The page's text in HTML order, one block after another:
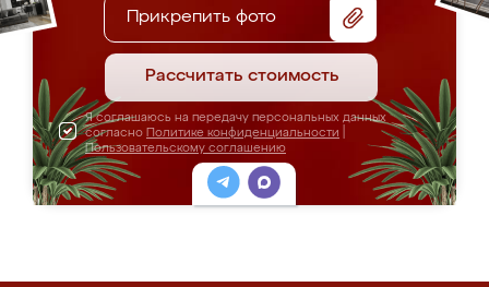
Прикрепить фото
Рассчитать стоимость
Я соглашаюсь на передачу персональных данных
согласно Политике конфиденциальности
Пользовательскому соглашению